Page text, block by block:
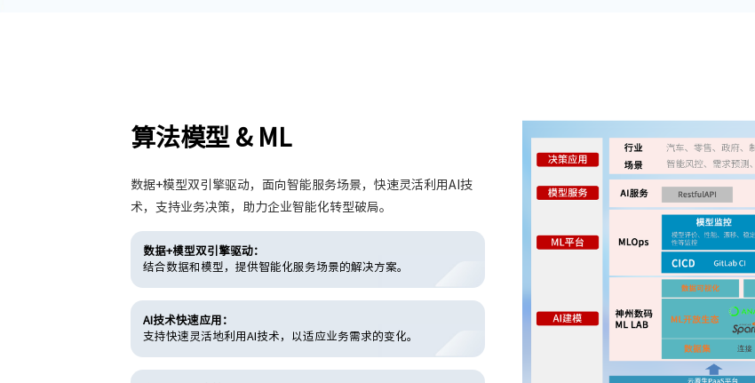
算法模型 & ML
数据+模型双引擎驱动，面向智能服务场景，快速灵活利用AI技
术，支持业务决策，助力企业智能化转型破局。
数据+模型双引擎驱动：
结合数据和模型，提供智能化服务场景的解决方案。
AI技术快速应用：
支持快速灵活地利用AI技术，以适应业务需求的变化。